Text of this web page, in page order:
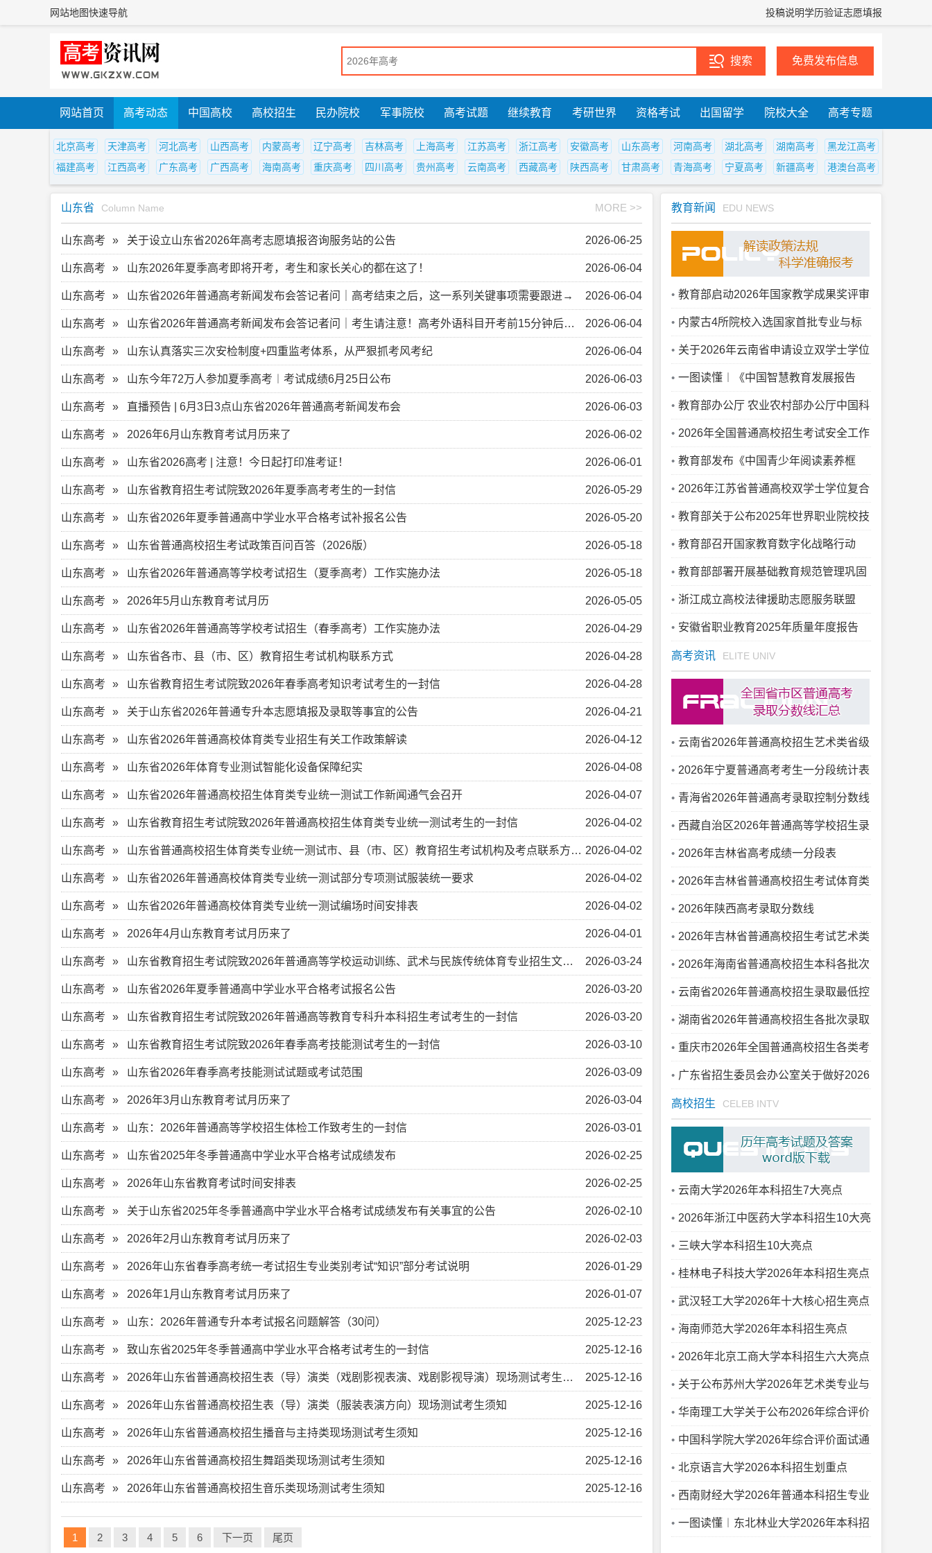
网站地图快速导航 投稿说明学历验证志愿填报
免费发布信息
网站首页 高考动态 中国高校 高校招生 民办院校 军事院校 高考试题 继续教育 考研世界 资格考试 出国留学 院校大全 高考专题
北京高考 天津高考 河北高考 山西高考 内蒙高考 辽宁高考 吉林高考 上海高考 江苏高考 浙江高考 安徽高考 山东高考 河南高考 湖北高考 湖南高考
黑龙江高考
福建高考
江西高考 广东高考 广西高考 海南高考 重庆高考 四川高考 贵州高考 云南高考 西藏高考 陕西高考 甘肃高考 青海高考 宁夏高考 新疆高考 港澳台高考
山东省 Column Name MORE >>
山东高考 关于设立山东省2026年高考志愿填报咨询服务站的公告 2026-06-25
山东高考 山东2026年夏季高考即将开考，考生和家长关心的都在这了！ 2026-06-04
山东高考 山东省2026年普通高考新闻发布会答记者问｜高考结束之后，这一系列关键事项需要跟进→ 2026-06-04
山东高考 山东省2026年普通高考新闻发布会答记者问｜考生请注意！高考外语科目开考前15分钟后禁止入场 2026-06-04
山东高考 山东认真落实三次安检制度+四重监考体系，从严狠抓考风考纪 2026-06-04
山东高考 山东今年72万人参加夏季高考︱考试成绩6月25日公布 2026-06-03
山东高考 直播预告 | 6月3日3点山东省2026年普通高考新闻发布会 2026-06-03
山东高考 2026年6月山东教育考试月历来了 2026-06-02
山东高考 山东省2026高考 | 注意！今日起打印准考证！ 2026-06-01
山东高考 山东省教育招生考试院致2026年夏季高考考生的一封信 2026-05-29
山东高考 山东省2026年夏季普通高中学业水平合格考试补报名公告 2026-05-20
山东高考 山东省普通高校招生考试政策百问百答（2026版） 2026-05-18
山东高考 山东省2026年普通高等学校考试招生（夏季高考）工作实施办法 2026-05-18
山东高考 2026年5月山东教育考试月历 2026-05-05
山东高考 山东省2026年普通高等学校考试招生（春季高考）工作实施办法 2026-04-29
山东高考 山东省各市、县（市、区）教育招生考试机构联系方式 2026-04-28
山东高考 山东省教育招生考试院致2026年春季高考知识考试考生的一封信 2026-04-28
山东高考 关于山东省2026年普通专升本志愿填报及录取等事宜的公告 2026-04-21
山东高考 山东省2026年普通高校体育类专业招生有关工作政策解读 2026-04-12
山东高考 山东省2026年体育专业测试智能化设备保障纪实 2026-04-08
山东高考 山东省2026年普通高校招生体育类专业统一测试工作新闻通气会召开 2026-04-07
山东高考 山东省教育招生考试院致2026年普通高校招生体育类专业统一测试考生的一封信 2026-04-02
山东高考 山东省普通高校招生体育类专业统一测试市、县（市、区）教育招生考试机构及考点联系方式、地址 2026-04-02
山东高考 山东省2026年普通高校体育类专业统一测试部分专项测试服装统一要求 2026-04-02
山东高考 山东省2026年普通高校体育类专业统一测试编场时间安排表 2026-04-02
山东高考 2026年4月山东教育考试月历来了 2026-04-01
山东高考 山东省教育招生考试院致2026年普通高等学校运动训练、武术与民族传统体育专业招生文化考试考生的一封信 2026-03-24
山东高考 山东省2026年夏季普通高中学业水平合格考试报名公告 2026-03-20
山东高考 山东省教育招生考试院致2026年普通高等教育专科升本科招生考试考生的一封信 2026-03-20
山东高考 山东省教育招生考试院致2026年春季高考技能测试考生的一封信 2026-03-10
山东高考 山东省2026年春季高考技能测试试题或考试范围 2026-03-09
山东高考 2026年3月山东教育考试月历来了 2026-03-04
山东高考 山东：2026年普通高等学校招生体检工作致考生的一封信 2026-03-01
山东高考 山东省2025年冬季普通高中学业水平合格考试成绩发布 2026-02-25
山东高考 2026年山东省教育考试时间安排表 2026-02-25
山东高考 关于山东省2025年冬季普通高中学业水平合格考试成绩发布有关事宜的公告 2026-02-10
山东高考 2026年2月山东教育考试月历来了 2026-02-03
山东高考 2026年山东省春季高考统一考试招生专业类别考试“知识”部分考试说明 2026-01-29
山东高考 2026年1月山东教育考试月历来了 2026-01-07
山东高考 山东：2026年普通专升本考试报名问题解答（30问） 2025-12-23
山东高考 致山东省2025年冬季普通高中学业水平合格考试考生的一封信 2025-12-16
山东高考 2026年山东省普通高校招生表（导）演类（戏剧影视表演、戏剧影视导演）现场测试考生须知 2025-12-16
山东高考 2026年山东省普通高校招生表（导）演类（服装表演方向）现场测试考生须知 2025-12-16
山东高考 2026年山东省普通高校招生播音与主持类现场测试考生须知 2025-12-16
山东高考 2026年山东省普通高校招生舞蹈类现场测试考生须知 2025-12-16
山东高考 2026年山东省普通高校招生音乐类现场测试考生须知 2025-12-16
1 2 3 4 5 6 下一页 尾页
教育新闻 EDU NEWS
教育部启动2026年国家教学成果奖评审
工作
内蒙古4所院校入选国家首批专业与标
准化教育融合试点
关于2026年云南省申请设立双学士学位
复合型人才培养项目的公示
一图读懂︱《中国智慧教育发展报告
（2025-2026）》
教育部办公厅 农业农村部办公厅中国科
协办公厅关于公布通过2025年质量监测
的农业专业学位研究生培养单位和科技小
院名单的通知
2026年全国普通高校招生考试安全工作
视频会议召开
教育部发布《中国青少年阅读素养框
架》教育行业标准
2026年江苏省普通高校双学士学位复合
型人才培养项目和联合学士学位培养项目
公示
教育部关于公布2025年世界职业院校技
能大赛获奖名单的通知
教育部召开国家教育数字化战略行动
2026年部署会，全面深入推动“人工智能
+教育”
教育部部署开展基础教育规范管理巩固
年行动
浙江成立高校法律援助志愿服务联盟
安徽省职业教育2025年质量年度报告
高考资讯 ELITE UNIV
云南省2026年普通高校招生艺术类省级
统考专业成绩录取最低控制分数线
2026年宁夏普通高考考生一分段统计表
青海省2026年普通高考录取控制分数线
西藏自治区2026年普通高等学校招生录
取最低控制分数线
2026年吉林省高考成绩一分段表
2026年吉林省普通高校招生考试体育类
综合成绩一分段表
2026年陕西高考录取分数线
2026年吉林省普通高校招生考试艺术类
综合成绩一分段表
2026年海南省普通高校招生本科各批次
录取最低控制分数线公告
云南省2026年普通高校招生录取最低控
制分数线
湖南省2026年普通高校招生各批次录取
控制分数线公布
重庆市2026年全国普通高校招生各类考
生分数段表
广东省招生委员会办公室关于做好2026
年普通高校招生志愿填报工作的通知
高校招生 CELEB INTV
云南大学2026年本科招生7大亮点
2026年浙江中医药大学本科招生10大亮
点！
三峡大学本科招生10大亮点
桂林电子科技大学2026年本科招生亮点
武汉轻工大学2026年十大核心招生亮点
海南师范大学2026年本科招生亮点
2026年北京工商大学本科招生六大亮点
关于公布苏州大学2026年艺术类专业与
省统考子科类对照关系的通知
华南理工大学关于公布2026年综合评价
学校考核安排的通知
中国科学院大学2026年综合评价面试通
知（江苏省）
北京语言大学2026本科招生划重点
西南财经大学2026年普通本科招生专业
（类）一览表
一图读懂︱东北林业大学2026年本科招